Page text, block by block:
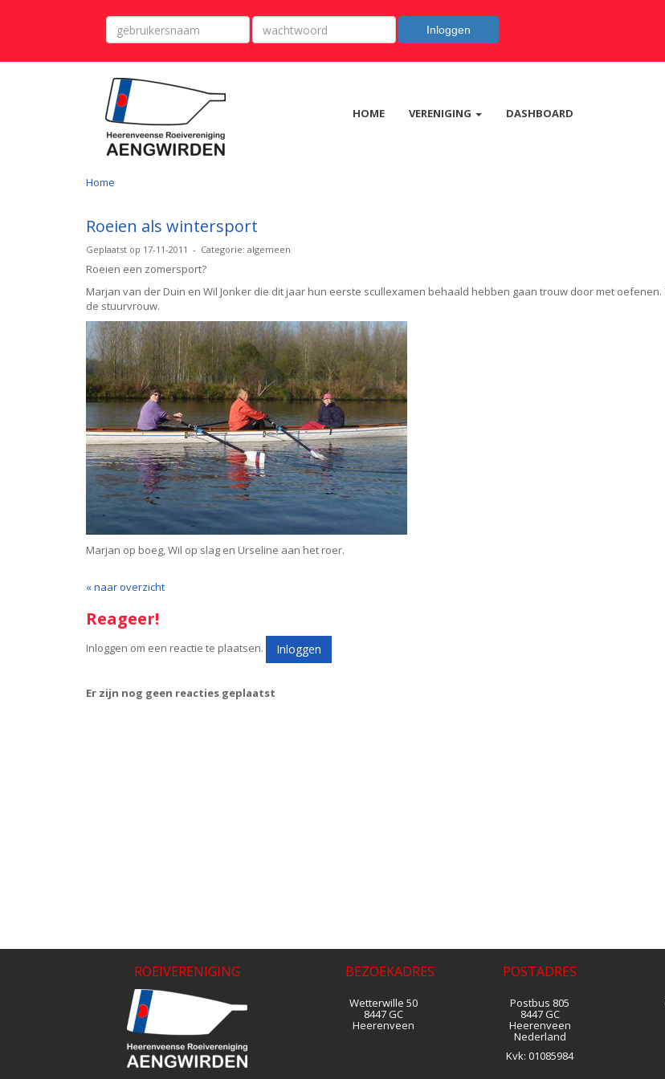
Inloggen
HOME VERENIGING DASHBOARD
Home
Roeien als wintersport
Geplaatst op 17-11-2011 - Categorie: algemeen
Roeien een zomersport?
Marjan van der Duin en Wil Jonker die dit jaar hun eerste scullexamen behaald hebben gaan trouw door met
de stuurvrouw.
Marjan op boeg, Wil op slag en Urseline aan het roer.
« naar overzicht
Reageer!
Inloggen om een reactie te plaatsen. Inloggen
Er zijn nog geen reacties geplaatst
ROEIVERENIGING BEZOEKADRES
Wetterwille 50
8447 GC
Heerenveen
POSTADRES
Postbus 805
8447 GC
Heerenveen
Nederland
Kvk: 01085984